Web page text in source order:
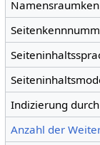
Indizierung
Anzahl der